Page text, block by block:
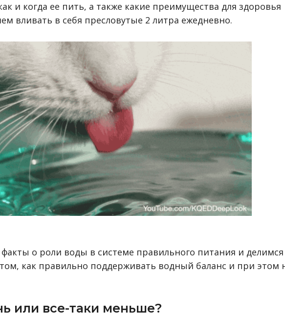
и когда ее пить, а также какие преимущества для здоровья
вливать в себя пресловутые 2 литра ежедневно.
о роли воды в системе правильного питания и делимся
как правильно поддерживать водный баланс и при этом
или все-таки меньше?